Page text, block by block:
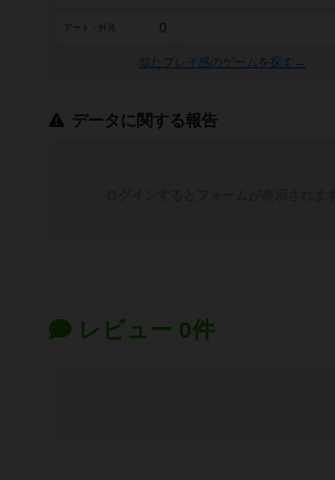
アート・外見 0
似たプレイ感のゲームを探す→
データに関する報告
レビュー 0件